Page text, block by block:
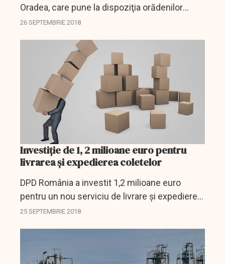
Oradea, care pune la dispoziţia orădenilor
servicii integrate de ambulator, imagistică şi
26 SEPTEMBRIE 2018
Investiție de 1, 2 milioane euro pentru
livrarea şi expedierea coletelor
DPD România a investit 1,2 milioane euro
pentru un nou serviciu de livrare şi expediere a
coletelor prin automate poştale şi oficii în
25 SEPTEMBRIE 2018